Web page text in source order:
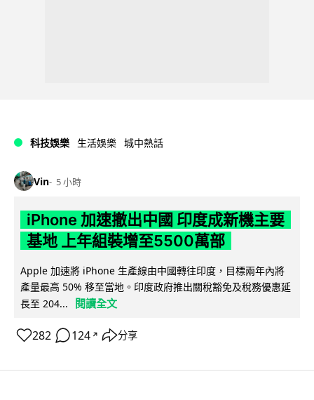
科技娛樂 生活娛樂 城中熱話
Vin 5 小時
iPhone 加速撤出中國 印度成新機主要
基地 上年組裝增至5500萬部
Apple 加速將 iPhone 生產線由中國轉往印度，目標兩年內將
產量最高 50% 移至當地。印度政府推出關稅豁免及稅務優惠延
長至 204...
閱讀全文
282 124 ↗ 分享